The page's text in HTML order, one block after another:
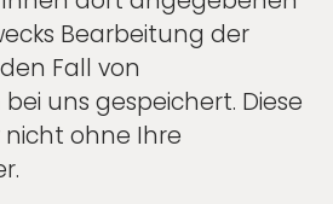
Bearbeitung der
Fall von
uns gespeichert. Diese
ohne Ihre